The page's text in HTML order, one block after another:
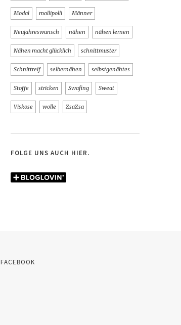
Modal mollipolli Männer
Neujahreswunsch nähen nähen lernen
Nähen macht glücklich schnittmuster
Schnittreif selbernähen selbstgenähtes
Stoffe stricken Swafing Sweat
Viskose wolle ZsaZsa
FOLGE UNS AUCH HIER.
FACEBOOK